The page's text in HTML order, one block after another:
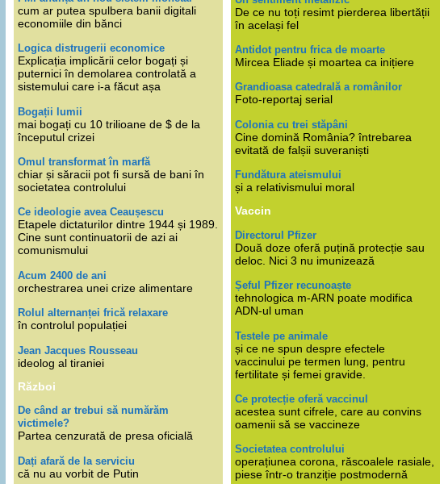
cum ar putea spulbera banii digitali
economiile din bănci
Logica distrugerii economice
Explicația implicării celor bogați și
puternici în demolarea controlată a
sistemului care i-a făcut așa
Bogații lumii
mai bogați cu 10 trilioane de $ de la
începutul crizei
Omul transformat în marfă
chiar și săracii pot fi sursă de bani în
societatea controlului
Ce ideologie avea Ceaușescu
Etapele dictaturilor dintre 1944 și 1989.
Cine sunt continuatorii de azi ai
comunismului
Acum 2400 de ani
orchestrarea unei crize alimentare
Rolul alternanței frică relaxare
în controlul populației
Jean Jacques Rousseau
ideolog al tiraniei
Război
De când ar trebui să numărăm
victimele?
Partea cenzurată de presa oficială
Dați afară de la serviciu
că nu au vorbit de Putin
De ce nu toți resimt pierderea libertății
în același fel
Antidot pentru frica de moarte
Mircea Eliade și moartea ca inițiere
Grandioasa catedrală a românilor
Foto-reportaj serial
Colonia cu trei stăpâni
Cine domină România? întrebarea
evitată de falșii suveraniști
Fundătura ateismului
și a relativismului moral
Vaccin
Directorul Pfizer
Două doze oferă puțină protecție sau
deloc. Nici 3 nu imunizează
Șeful Pfizer recunoaște
tehnologica m-ARN poate modifica
ADN-ul uman
Testele pe animale
și ce ne spun despre efectele
vaccinului pe termen lung, pentru
fertilitate și femei gravide.
Ce protecție oferă vaccinul
acestea sunt cifrele, care au convins
oamenii să se vaccineze
Societatea controlului
operațiunea corona, răscoalele rasiale,
piese într-o tranziție postmodernă